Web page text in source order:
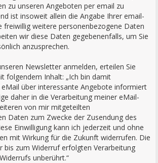
zu unseren Angeboten per email zu
ist insoweit allein die Angabe Ihrer email-
freiwillig weitere personenbezogene Daten
wir diese Daten gegebenenfalls, um Sie
anzusprechen.
Newsletter anmelden, erteilen Sie
folgendem Inhalt: „Ich bin damit
über interessante Angebote informiert
daher in die Verarbeitung meiner eMail-
von mir mitgeteilten
Daten zum Zwecke der Zusendung des
Einwilligung kann ich jederzeit und ohne
mit Wirkung für die Zukunft widerrufen. Die
bis zum Widerruf erfolgten Verarbeitung
unberührt.“